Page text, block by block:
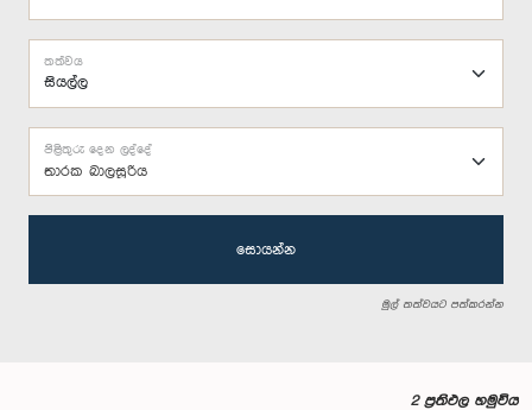
තත්වය
තාරක බාලසූරිය
පිළිතුරු දෙන ලද්දේ
සොයන්න
මුල් තත්වයට පත්කරන්න
2 ප්‍රතිඵල හමුවිය